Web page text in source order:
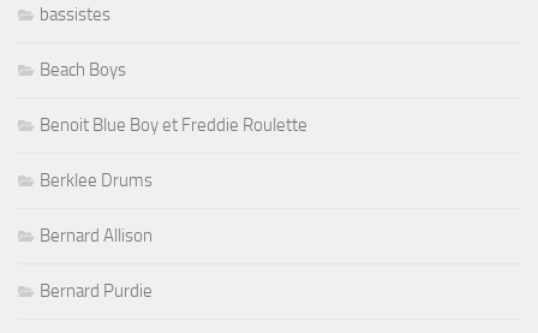
bassistes
Beach Boys
Benoit Blue Boy et Freddie Roulette
Berklee Drums
Bernard Allison
Bernard Purdie